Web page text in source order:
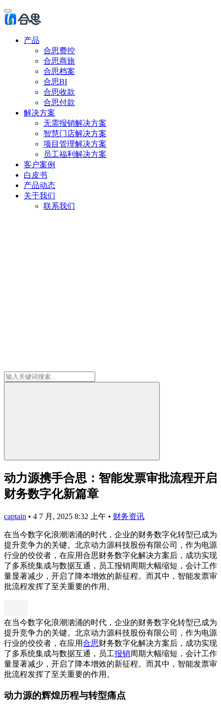
产品
合思费控
合思商旅
合思档案
合思BI
合思收款
合思付款
解决方案
无需报销解决方案
智慧门店解决方案
项目管理解决方案
员工福利解决方案
客户案例
白皮书
产品动态
关于我们
联系我们
动力源携手合思：智能发票审批流程开启
财务数字化新篇章
captain • 4 7 月, 2025 8:32 上午 • 财务资讯
在当今数字化浪潮汹涌的时代，企业的财务数字化转型已成为
提升竞争力的关键。北京动力源科技股份有限公司，作为电源
行业的佼佼者，在应用合思财务数字化解决方案后，成功实现
了多系统集成与数据互通，员工报销周期大幅缩短，会计工作
量显著减少，开启了降本增效的新征程。而其中，智能发票审
批流程发挥了至关重要的作用。
在当今数字化浪潮汹涌的时代，企业的财务数字化转型已成为
提升竞争力的关键。北京动力源科技股份有限公司，作为电源
行业的佼佼者，在应用合思财务数字化解决方案后，成功实现
了多系统集成与数据互通，员工报销周期大幅缩短，会计工作
量显著减少，开启了降本增效的新征程。而其中，智能发票审
批流程发挥了至关重要的作用。
动力源的辉煌历程与转型痛点